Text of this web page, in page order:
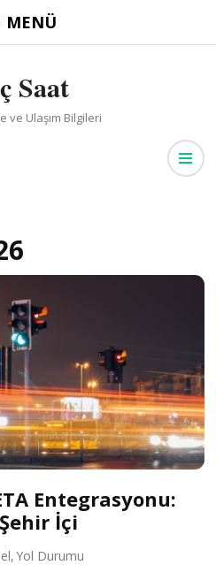
MENÜ
Saat
ve Ulaşım Bilgileri
Entegrasyonu:
İçi
Yol Durumu